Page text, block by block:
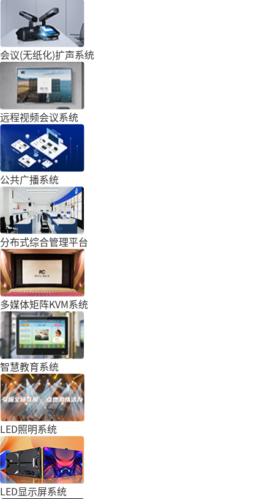
会议(无纸化)扩声系统
远程视频会议系统
公共广播系统
分布式综合管理平台
多媒体矩阵KVM系统
智慧教育系统
LED照明系统
LED显示屏系统